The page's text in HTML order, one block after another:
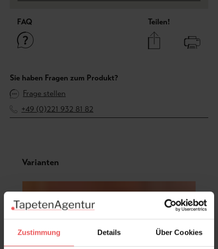
Zustimmung Details Über Cookies
FAQ Teilen!
Sie haben Fragen zum Produkt?
Frage stellen
+49 (0)221 932 81 82
Produktgalerie überspringen
Varianten